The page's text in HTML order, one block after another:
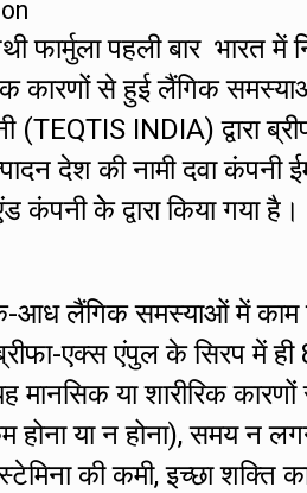
पहली बार भारत में
कारणों से हुई लैंगिक
INDIA) द्वारा
देश की नामी दवा कंपनी
केे द्वारा किया गया है।
आध लैंगिक समस्याओं में
एक्स एंपुल के सिरप में ही
मानसिक या शारीरिक
होना या न होना), समय न
की कमी, इच्छा शक्ति